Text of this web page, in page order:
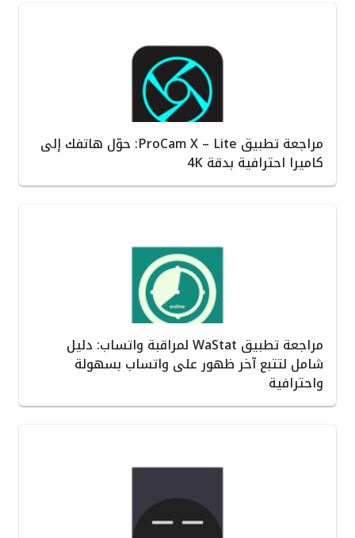
مراجعة تطبيق ProCam X – Lite: حوّل هاتفك إلى
كاميرا احترافية بدقة 4K
مراجعة تطبيق WaStat لمراقبة واتساب: دليل
شامل لتتبع آخر ظهور على واتساب بسهولة
واحترافية